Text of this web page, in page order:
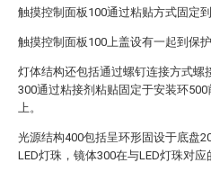
触摸控制面板100通过粘贴方式固定
触摸控制面板100上盖设有一起到保
灯体结构还包括通过螺钉连接方式螺
300通过粘接剂粘贴固定于安装环
上。
光源结构400包括呈环形固设于底盘
LED灯珠，镜体300在与LED灯珠对